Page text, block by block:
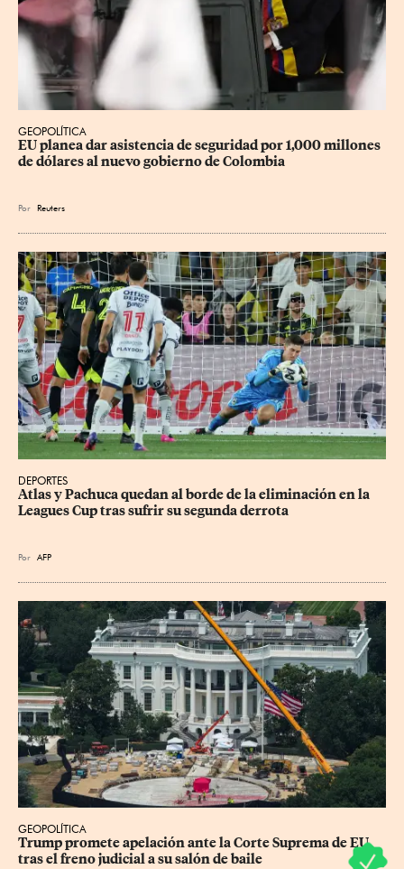
GEOPOLÍTICA
EU planea dar asistencia de seguridad por 1,000 millones
de dólares al nuevo gobierno de Colombia
Por Reuters
DEPORTES
Atlas y Pachuca quedan al borde de la eliminación en la
Leagues Cup tras sufrir su segunda derrota
Por AFP
GEOPOLÍTICA
Trump promete apelación ante la Corte Suprema de EU
tras el freno judicial a su salón de baile